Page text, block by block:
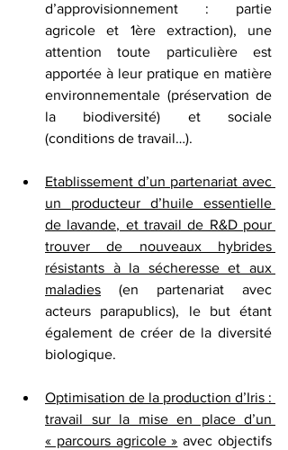
d’approvisionnement : partie
agricole et 1ère extraction), une
attention toute particulière est
apportée à leur pratique en matière
environnementale (préservation de
la biodiversité) et sociale
(conditions de travail…).
Etablissement d’un partenariat avec
un producteur d’huile essentielle
de lavande, et travail de R&D pour
trouver de nouveaux hybrides
résistants à la sécheresse et aux
maladies (en partenariat avec
acteurs parapublics), le but étant
également de créer de la diversité
biologique.
Optimisation de la production d’Iris :
travail sur la mise en place d’un
« parcours agricole » avec objectifs